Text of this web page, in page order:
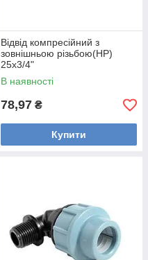
Відвід компресійний з
зовнішньою різьбою(НР)
25х3/4"
В наявності
78,97 ₴
Купити